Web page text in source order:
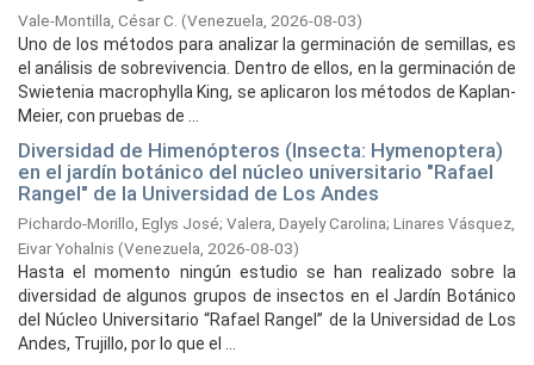
Vale-Montilla, César C. (Venezuela, 2026-08-03)
Uno de los métodos para analizar la germinación de semillas, es
el análisis de sobrevivencia. Dentro de ellos, en la germinación de
Swietenia macrophylla King, se aplicaron los métodos de Kaplan-
Meier, con pruebas de ...
Diversidad de Himenópteros (Insecta: Hymenoptera)
en el jardín botánico del núcleo universitario "Rafael
Rangel" de la Universidad de Los Andes
Pichardo-Morillo, Eglys José; Valera, Dayely Carolina; Linares Vásquez,
Eivar Yohalnis (Venezuela, 2026-08-03)
Hasta el momento ningún estudio se han realizado sobre la
diversidad de algunos grupos de insectos en el Jardín Botánico
del Núcleo Universitario “Rafael Rangel” de la Universidad de Los
Andes, Trujillo, por lo que el ...